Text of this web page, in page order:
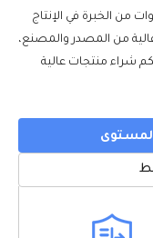
من الخبرة في الإنتاج
من المصدر والمصنع،
شراء منتجات عالية